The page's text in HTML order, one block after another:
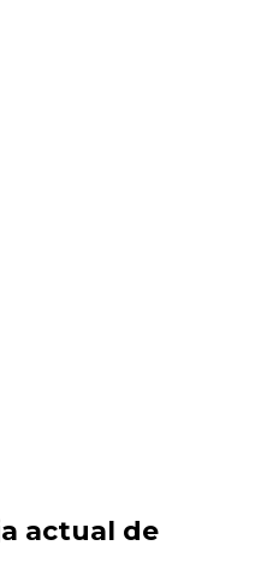
actual de